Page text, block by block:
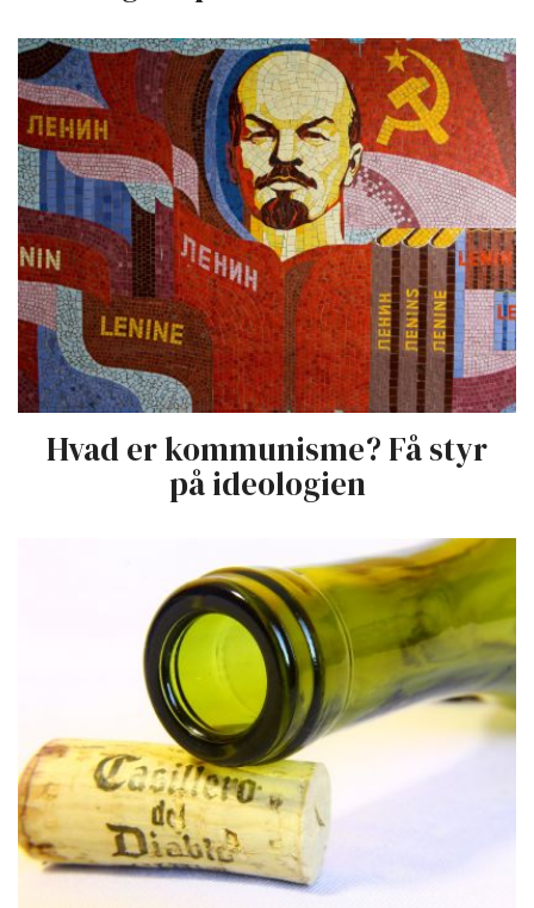
Hvad er kommunisme? Få styr
på ideologien